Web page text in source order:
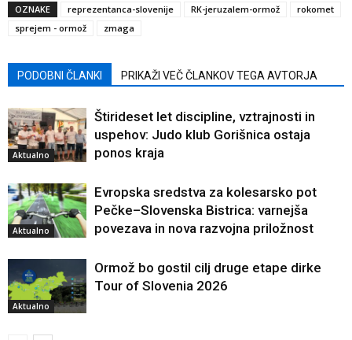
OZNAKE reprezentanca-slovenije RK-jeruzalem-ormož
rokomet
sprejem - ormož
zmaga
PODOBNI ČLANKI PRIKAŽI VEČ ČLANKOV TEGA AVTORJA
Aktualno
Štirideset let discipline, vztrajnosti in
uspehov: Judo klub Gorišnica ostaja
ponos kraja
Aktualno
Evropska sredstva za kolesarsko pot
Pečke–Slovenska Bistrica: varnejša
povezava in nova razvojna priložnost
Aktualno
Ormož bo gostil cilj druge etape dirke
Tour of Slovenia 2026